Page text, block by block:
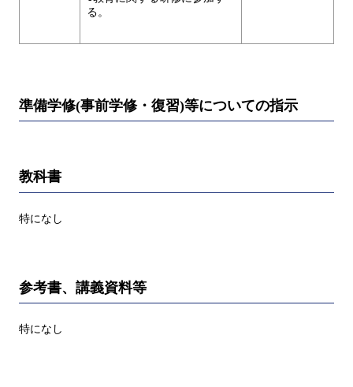
る。
準備学修(事前学修・復習)等についての指示
教科書
特になし
参考書、講義資料等
特になし